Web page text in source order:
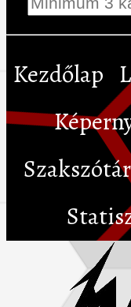
Kezdőlap
Szakszótár